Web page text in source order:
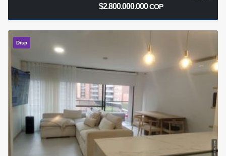
$2.800.000.000COP
Disp